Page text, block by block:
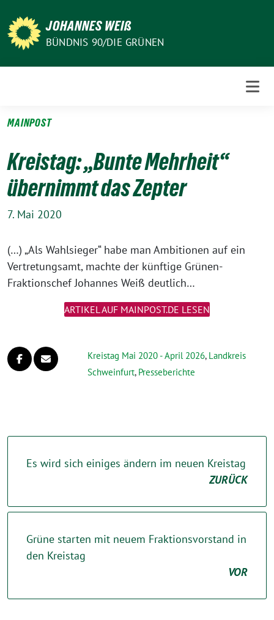
zum
Inhalt
JOHANNES WEIß
BÜNDNIS 90/DIE GRÜNEN
MAINPOST
Kreistag: „Bunte Mehrheit“
übernimmt das Zepter
7. Mai 2020
(…) „Als Wahlsieger“ habe man Ambitionen auf ein
Vertretungsamt, machte der künftige Grünen-
Fraktionschef Johannes Weiß deutlich…
ARTIKEL AUF MAINPOST.DE LESEN
Kreistag Mai 2020 - April 2026, Landkreis
Schweinfurt, Presseberichte
Es wird sich einiges ändern im neuen Kreistag
ZURÜCK
Grüne starten mit neuem Fraktionsvorstand in
den Kreistag
VOR